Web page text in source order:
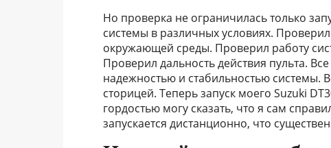
Но проверка не ограничилась только
системы в различных условиях.
окружающей среды. Проверил работу
Проверил дальность действия пульта.
надежностью и стабильностью системы.
сторицей. Теперь запуск моего Suzuki
гордостью могу сказать, что я сам
запускается дистанционно, что